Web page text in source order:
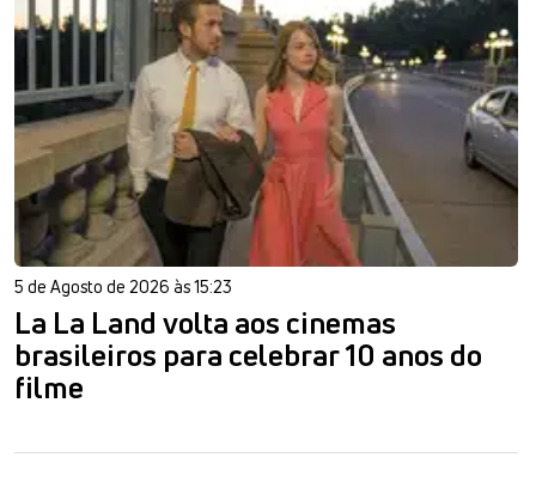
5 de Agosto de 2026 às 15:23
La La Land volta aos cinemas
brasileiros para celebrar 10 anos do
filme